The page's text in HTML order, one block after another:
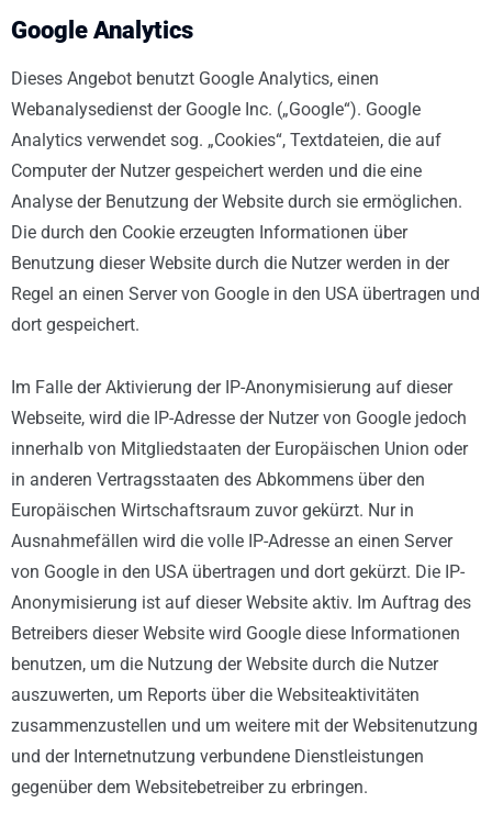
Google Analytics
Dieses Angebot benutzt Google Analytics, einen
Webanalysedienst der Google Inc. („Google“). Google
Analytics verwendet sog. „Cookies“, Textdateien, die auf
Computer der Nutzer gespeichert werden und die eine
Analyse der Benutzung der Website durch sie ermöglichen.
Die durch den Cookie erzeugten Informationen über
Benutzung dieser Website durch die Nutzer werden in der
Regel an einen Server von Google in den USA übertragen und
dort gespeichert.
Im Falle der Aktivierung der IP-Anonymisierung auf dieser
Webseite, wird die IP-Adresse der Nutzer von Google jedoch
innerhalb von Mitgliedstaaten der Europäischen Union oder
in anderen Vertragsstaaten des Abkommens über den
Europäischen Wirtschaftsraum zuvor gekürzt. Nur in
Ausnahmefällen wird die volle IP-Adresse an einen Server
von Google in den USA übertragen und dort gekürzt. Die IP-
Anonymisierung ist auf dieser Website aktiv. Im Auftrag des
Betreibers dieser Website wird Google diese Informationen
benutzen, um die Nutzung der Website durch die Nutzer
auszuwerten, um Reports über die Websiteaktivitäten
zusammenzustellen und um weitere mit der Websitenutzung
und der Internetnutzung verbundene Dienstleistungen
gegenüber dem Websitebetreiber zu erbringen.